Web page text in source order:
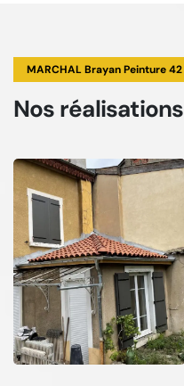
MARCHAL Brayan Peinture 42
Nos réalisations